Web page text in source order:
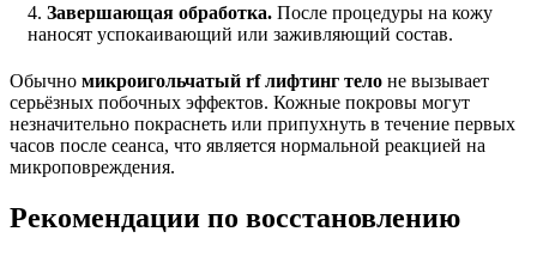
Завершающая обработка. После процедуры на кожу
наносят успокаивающий или заживляющий состав.
Обычно микроигольчатый rf лифтинг тело не вызывает
серьёзных побочных эффектов. Кожные покровы могут
незначительно покраснеть или припухнуть в течение первых
часов после сеанса, что является нормальной реакцией на
микроповреждения.
Рекомендации по восстановлению